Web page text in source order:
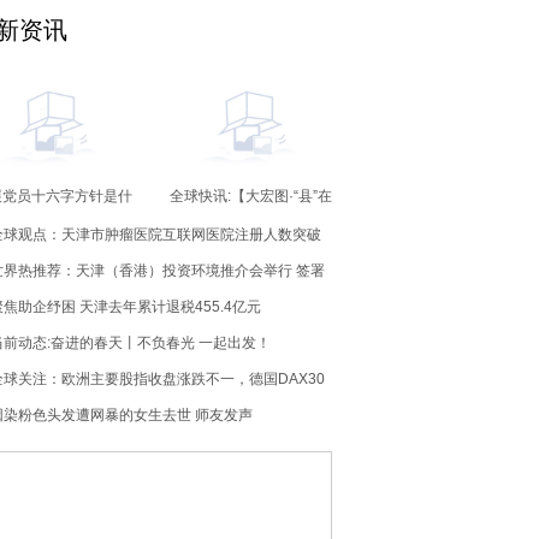
资讯
员十六字方针是什
段）
全球快讯:【大宏图·“县”在
建筑“智”造新高度 数字农
球观点：天津市肿瘤医院互联网医院注册人数突破
万 一站式预约服务让患者少跑路
界热推荐：天津（香港）投资环境推介会举行 签署
150亿元合作项目
焦助企纾困 天津去年累计退税455.4亿元
前动态:奋进的春天丨不负春光 一起出发！
球关注：欧洲主要股指收盘涨跌不一，德国DAX30
数跌0.01%
染粉色头发遭网暴的女生去世 师友发声